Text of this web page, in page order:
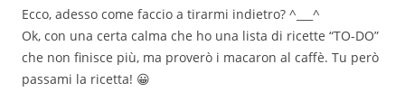
Ecco, adesso come faccio a tirarmi indietro? ^___^
Ok, con una certa calma che ho una lista di ricette “TO-DO”
che non finisce più, ma proverò i macaron al caffè. Tu però
passami la ricetta! 😀